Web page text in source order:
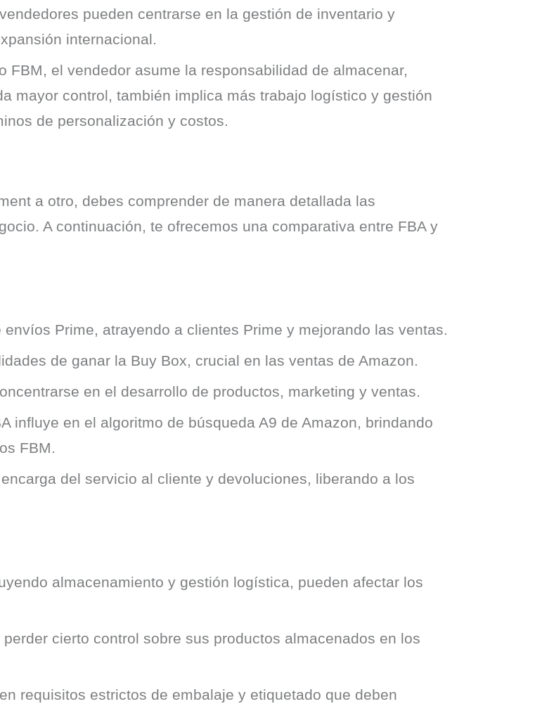
pueden centrarse en la gestión de inventario y
internacional.
FBM, el vendedor asume la responsabilidad de almacenar,
mayor control, también implica más trabajo logístico y gestión
de personalización y costos.
a otro, debes comprender de manera detallada las
A continuación, te ofrecemos una comparativa entre FBA y
Prime, atrayendo a clientes Prime y mejorando las ventas.
de ganar la Buy Box, crucial en las ventas de Amazon.
en el desarrollo de productos, marketing y ventas.
influye en el algoritmo de búsqueda A9 de Amazon, brindando
FBM.
del servicio al cliente y devoluciones, liberando a los
almacenamiento y gestión logística, pueden afectar los
cierto control sobre sus productos almacenados en los
requisitos estrictos de embalaje y etiquetado que deben